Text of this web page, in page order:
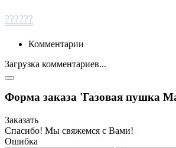
??????
Комментарии
Загрузка комментариев...
Форма заказа 'Газовая пушка
Заказать
Спасибо! Мы свяжемся с Вами!
Ошибка